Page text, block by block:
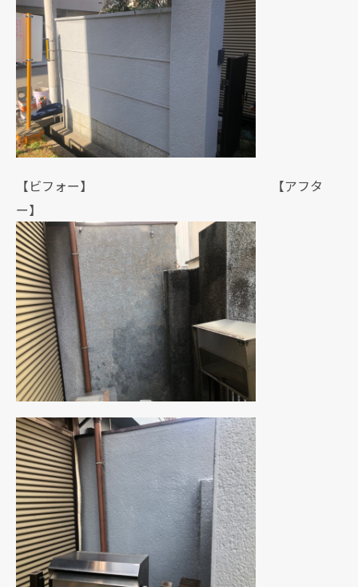
【ビフォー】 【アフタ
ー】